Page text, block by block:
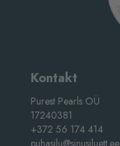
Kontakt
Purest Pearls OÜ
17240381
+372 56 174 414
puhasilu@sinusiluett.ee